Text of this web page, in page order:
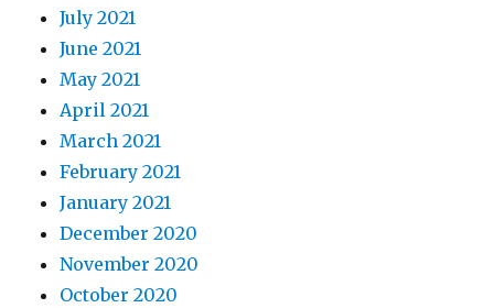
July 2021
June 2021
May 2021
April 2021
March 2021
February 2021
January 2021
December 2020
November 2020
October 2020